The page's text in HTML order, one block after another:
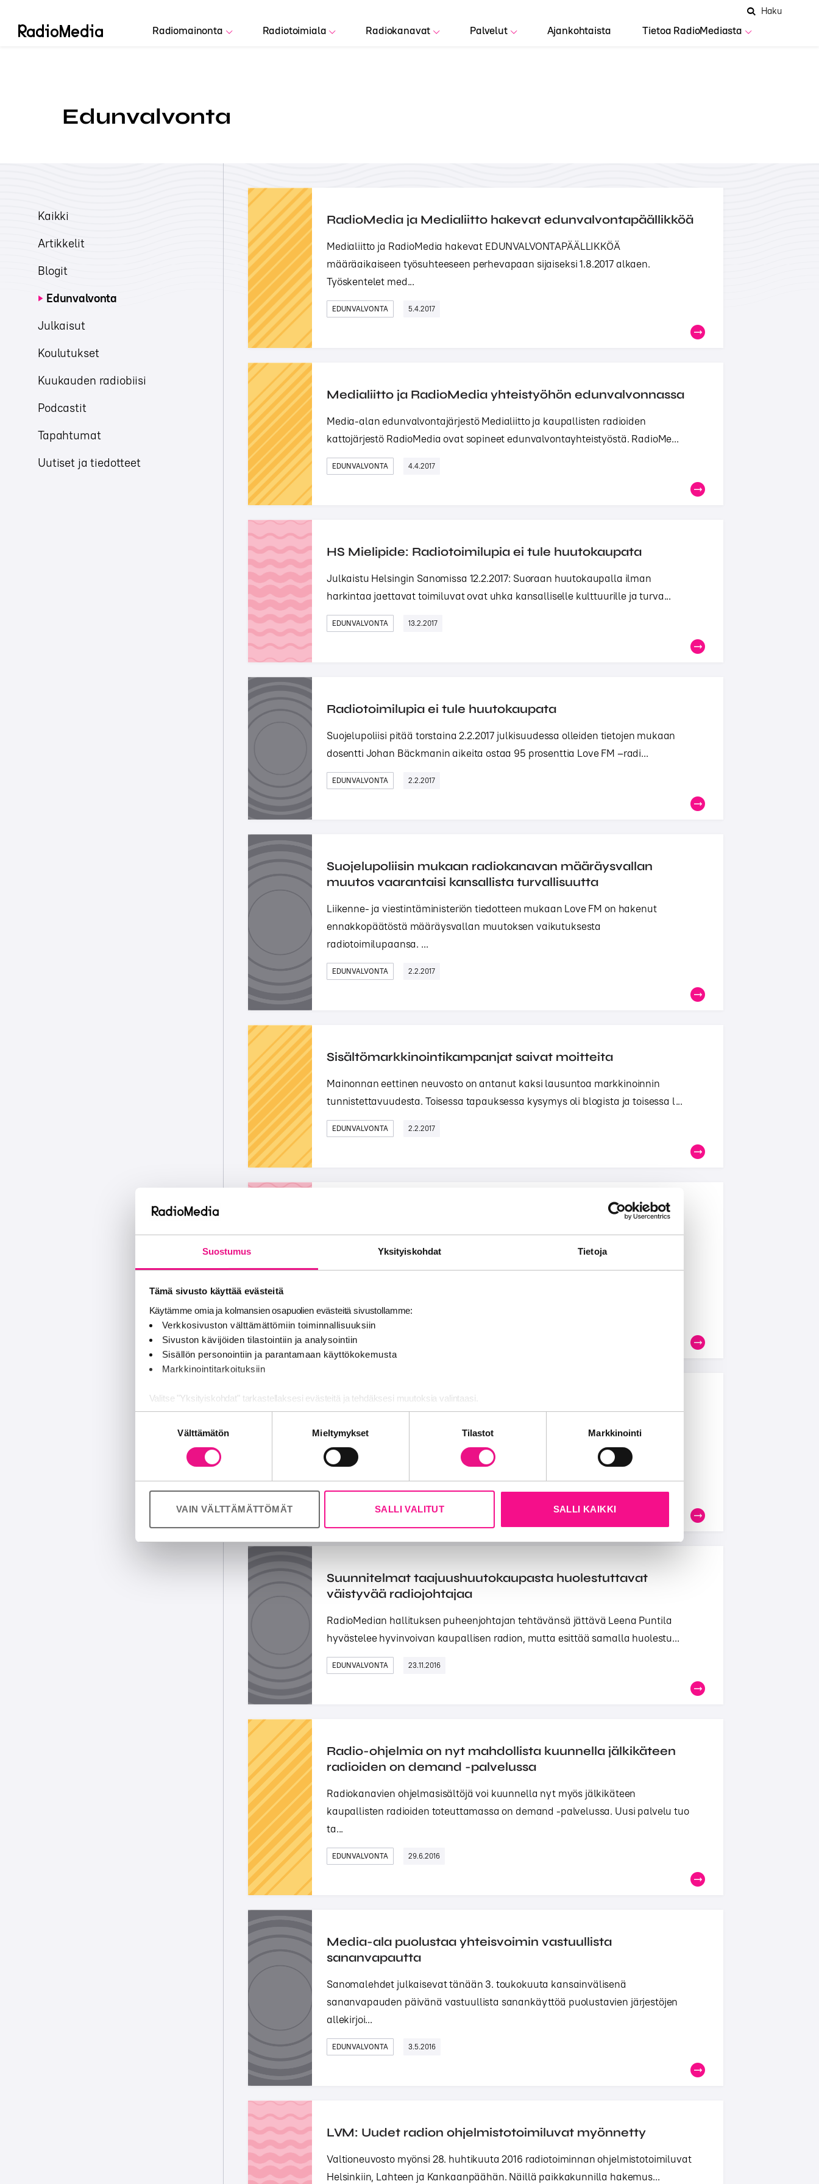
Suostumus Yksityiskohdat Tietoja
Tämä sivusto käyttää evästeitä
Käytämme omia ja kolmansien osapuolien evästeitä sivustollamme:
Verkkosivuston välttämättömiin toiminnallisuuksiin
Sivuston kävijöiden tilastointiin ja analysointiin
Sisällön personointiin ja parantamaan käyttökokemusta
Markkinointitarkoituksiin
Valitse "Yksityiskohdat" tarkastellaksesi evästeitä ja tehdäksesi muutoksia valintaasi.
Jaamme sosiaalisen median, mainosalan ja analytiikka-alan kumppaneillemme tietoja siitä, miten käytät sivustoamme.
palvelujaan (esim. Google).
Välttämätön Mieltymykset Tilastot Markkinointi
VAIN VÄLTTÄMÄTTÖMÄT SALLI VALITUT SALLI KAIKKI
Radiomainonta Radiotoimiala Radiokanavat Palvelut Ajankohtaista Tietoa RadioMediasta
AvaaHaku
Hae
Edunvalvonta
Kaikki
Artikkelit
Blogit
Edunvalvonta
Julkaisut
Koulutukset
Kuukauden radiobiisi
Podcastit
Tapahtumat
Uutiset ja tiedotteet
RadioMedia ja Medialiitto hakevat edunvalvontapäällikköä
Medialiitto ja RadioMedia hakevat EDUNVALVONTAPÄÄLLIKKÖÄ
määräaikaiseen työsuhteeseen perhevapaan sijaiseksi 1.8.2017 alkaen.
Työskentelet med...
EDUNVALVONTA 5.4.2017
Medialiitto ja RadioMedia yhteistyöhön edunvalvonnassa
Media-alan edunvalvontajärjestö Medialiitto ja kaupallisten radioiden
kattojärjestö RadioMedia ovat sopineet edunvalvontayhteistyöstä. RadioMe...
EDUNVALVONTA 4.4.2017
HS Mielipide: Radiotoimilupia ei tule huutokaupata
Julkaistu Helsingin Sanomissa 12.2.2017: Suoraan huutokaupalla ilman
harkintaa jaettavat toimiluvat ovat uhka kansalliselle kulttuurille ja turva...
EDUNVALVONTA 13.2.2017
Radiotoimilupia ei tule huutokaupata
Suojelupoliisi pitää torstaina 2.2.2017 julkisuudessa olleiden tietojen mukaan
dosentti Johan Bäckmanin aikeita ostaa 95 prosenttia Love FM –radi...
EDUNVALVONTA 2.2.2017
Suojelupoliisin mukaan radiokanavan määräysvallan
muutos vaarantaisi kansallista turvallisuutta
Liikenne- ja viestintäministeriön tiedotteen mukaan Love FM on hakenut
ennakkopäätöstä määräysvallan muutoksen vaikutuksesta
radiotoimilupaansa. ...
EDUNVALVONTA 2.2.2017
Sisältömarkkinointikampanjat saivat moitteita
Mainonnan eettinen neuvosto on antanut kaksi lausuntoa markkinoinnin
tunnistettavuudesta. Toisessa tapauksessa kysymys oli blogista ja toisessa l...
EDUNVALVONTA 2.2.2017
RadioMedia ja Teosto sopimukseen sisältöjen jakelusta
RadioMedia ja Teosto ovat sopineet radioiden on demand -palveluiden
musiikinkäyttöä ja musiikinkäyttökorvauksia koskevista yksityiskohdista FM-
Sampsa Jolma valittiin RadioMedia ry:n uudeksi
Porilaisen Mediatakojat Oy:n toimitusjohtaja Sampsa Jolma valittiin tänään
RadioMedian ry:n liittokokouksessa uudeksi hallituksen puheenjohtajaks...
EDUNVALVONTA 24.11.2016
Suunnitelmat taajuushuutokaupasta huolestuttavat
väistyvää radiojohtajaa
RadioMedian hallituksen puheenjohtajan tehtävänsä jättävä Leena Puntila
hyvästelee hyvinvoivan kaupallisen radion, mutta esittää samalla huolestu...
EDUNVALVONTA 23.11.2016
Radio-ohjelmia on nyt mahdollista kuunnella jälkikäteen
radioiden on demand -palvelussa
Radiokanavien ohjelmasisältöjä voi kuunnella nyt myös jälkikäteen
kaupallisten radioiden toteuttamassa on demand -palvelussa. Uusi palvelu tuo
ta...
EDUNVALVONTA 29.6.2016
Media-ala puolustaa yhteisvoimin vastuullista
sananvapautta
Sanomalehdet julkaisevat tänään 3. toukokuuta kansainvälisenä
sananvapauden päivänä vastuullista sanankäyttöä puolustavien järjestöjen
allekirjoi...
EDUNVALVONTA 3.5.2016
LVM: Uudet radion ohjelmistotoimiluvat myönnetty
Valtioneuvosto myönsi 28. huhtikuuta 2016 radiotoiminnan ohjelmistotoimiluvat
Helsinkiin, Lahteen ja Kankaanpäähän. Näillä paikkakunnilla hakemus...